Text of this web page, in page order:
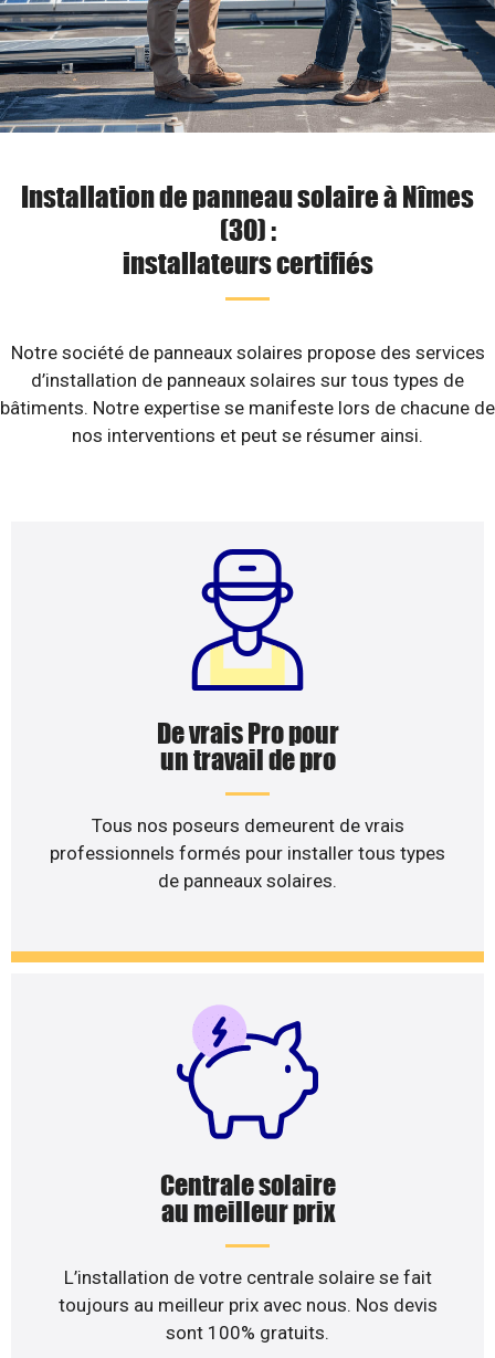
Installation de panneau solaire à Nîmes
(30) :
installateurs certifiés
Notre société de panneaux solaires propose des services
d’installation de panneaux solaires sur tous types de
bâtiments. Notre expertise se manifeste lors de chacune de
nos interventions et peut se résumer ainsi.
De vrais Pro pour
un travail de pro
Tous nos poseurs demeurent de vrais
professionnels formés pour installer tous types
de panneaux solaires.
Centrale solaire
au meilleur prix
L’installation de votre centrale solaire se fait
toujours au meilleur prix avec nous. Nos devis
sont 100% gratuits.